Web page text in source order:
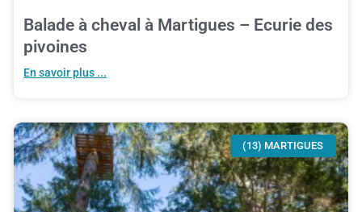
Balade à cheval à Martigues – Ecurie des
pivoines
En savoir plus ...
(13) MARTIGUES